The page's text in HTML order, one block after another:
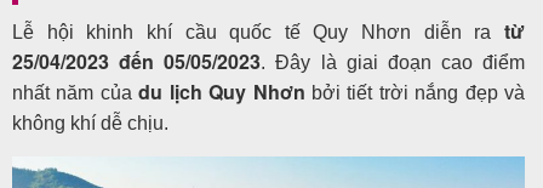
Lễ hội khinh khí cầu quốc tế Quy Nhơn diễn ra từ
25/04/2023 đến 05/05/2023. Đây là giai đoạn cao điểm
nhất năm củadu lịch Quy Nhơn bởi tiết trời nắng đẹp và
không khí dễ chịu.